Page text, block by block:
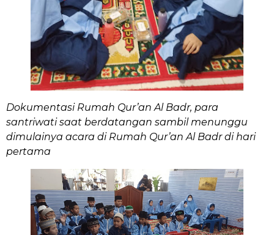
Dokumentasi Rumah Qur’an Al Badr, para
santriwati saat berdatangan sambil menunggu
dimulainya acara di Rumah Qur’an Al Badr di hari
pertama